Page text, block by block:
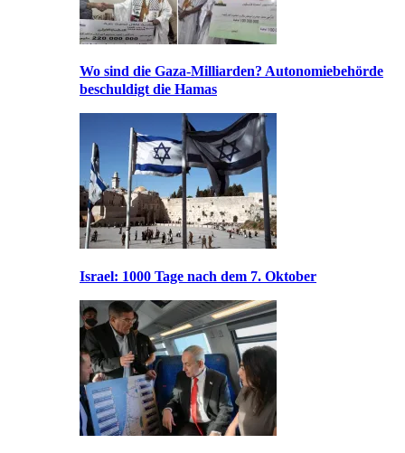
Wo sind die Gaza-Milliarden? Autonomiebehörde
beschuldigt die Hamas
Israel: 1000 Tage nach dem 7. Oktober